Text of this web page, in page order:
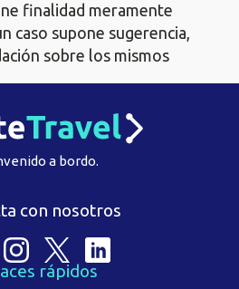
finalidad meramente
caso supone sugerencia,
sobre los mismos
a bordo.
con nosotros
rápidos